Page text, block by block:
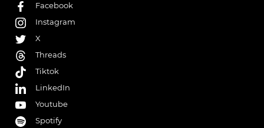
Facebook
Instagram
X
Threads
Tiktok
LinkedIn
Youtube
Spotify